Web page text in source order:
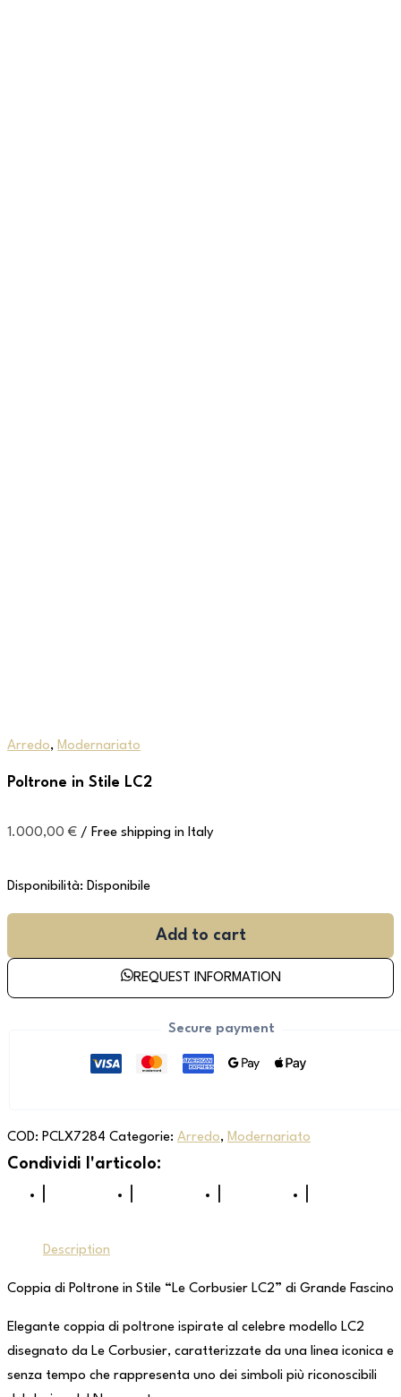
Arredo, Modernariato
Poltrone in Stile LC2
1.000,00 € / Free shipping in Italy
Disponibilità: Disponibile
Add to cart
REQUEST INFORMATION
Secure payment
COD: PCLX7284 Categorie: Arredo, Modernariato
Description
Coppia di Poltrone in Stile “Le Corbusier LC2” di Grande Fascino
Elegante coppia di poltrone ispirate al celebre modello LC2
disegnato da Le Corbusier, caratterizzate da una linea iconica e
senza tempo che rappresenta uno dei simboli più riconoscibili